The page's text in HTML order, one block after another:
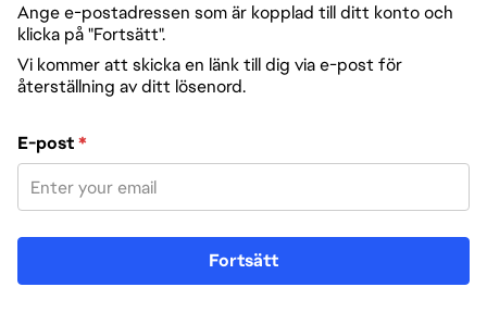
Ange e-postadressen som är kopplad till ditt konto och
klicka på "Fortsätt".
Vi kommer att skicka en länk till dig via e-post för
återställning av ditt lösenord.
Återställ lösenord med din e-post
E-post*
Fortsätt